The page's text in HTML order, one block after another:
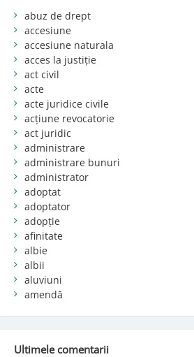
abuz de drept
accesiune
accesiune naturala
acces la justiție
act civil
acte
acte juridice civile
acțiune revocatorie
act juridic
administrare
administrare bunuri
administrator
adoptat
adoptator
adopție
afinitate
albie
albii
aluviuni
amendă
Ultimele comentarii